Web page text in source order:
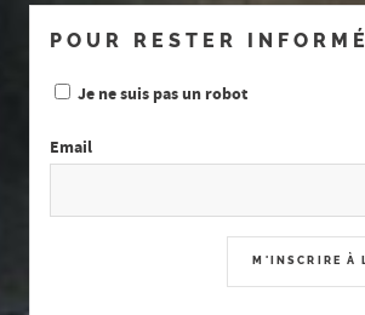
POUR RESTER INFORMÉ
Je ne suis pas un robot
Email